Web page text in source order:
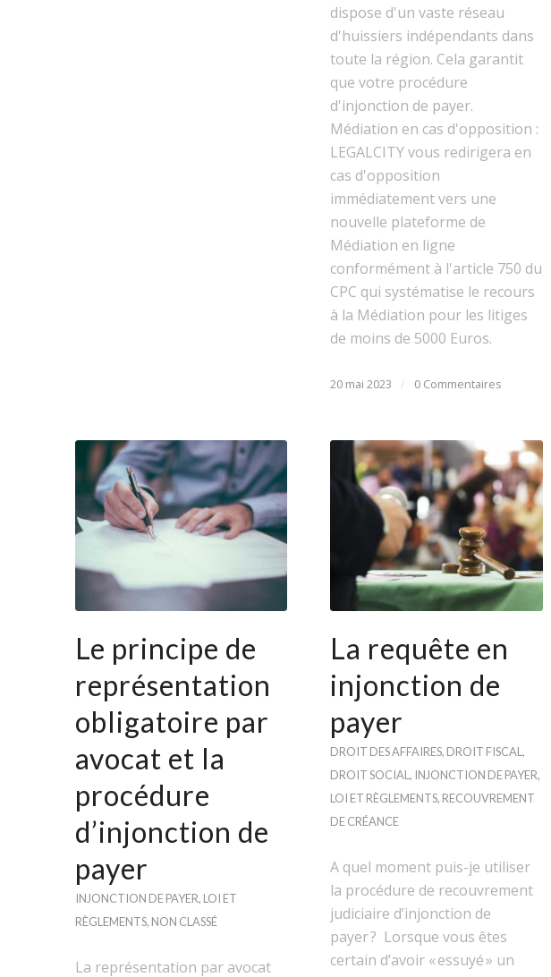
dispose d'un vaste réseau
d'huissiers indépendants dans
toute la région. Cela garantit
que votre procédure
d'injonction de payer.
Médiation en cas d'opposition :
LEGALCITY vous redirigera en
cas d'opposition
immédiatement vers une
nouvelle plateforme de
Médiation en ligne
conformément à l'article 750 du
CPC qui systématise le recours
à la Médiation pour les litiges
de moins de 5000 Euros.
20 mai 2023 / 0 Commentaires
Le principe de
représentation
obligatoire par
avocat et la
procédure
d’injonction de
payer
INJONCTION DE PAYER, LOI ET
RÈGLEMENTS, NON CLASSÉ
La représentation par avocat
La requête en
injonction de
payer
DROIT DES AFFAIRES, DROIT FISCAL,
DROIT SOCIAL, INJONCTION DE PAYER,
LOI ET RÈGLEMENTS, RECOUVREMENT
DE CRÉANCE
A quel moment puis-je utiliser
la procédure de recouvrement
judiciaire d’injonction de
payer ? Lorsque vous êtes
certain d’avoir « essuyé » un